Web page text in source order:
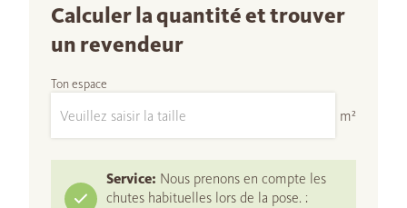
Calculer la quantité et trouver
un revendeur
Ton espace
m²
Service: Nous prenons en compte les
chutes habituelles lors de la pose. :